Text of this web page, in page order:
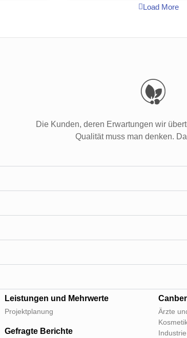
Load More
Die Kunden, deren Erwartungen wir
Qualität muss man denken.
Leistungen und Mehrwerte
Projektplanung
Gefragte Berichte
Ärzte
Industrie